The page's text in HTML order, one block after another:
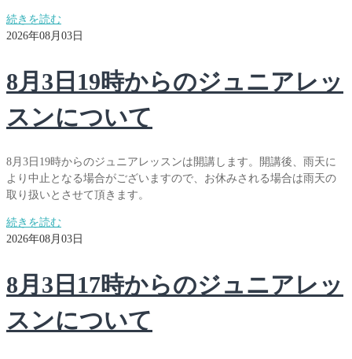
続きを読む
2026年08月03日
8月3日19時からのジュニアレッ
スンについて
8月3日19時からのジュニアレッスンは開講します。開講後、雨天に
より中止となる場合がございますので、お休みされる場合は雨天の
取り扱いとさせて頂きます。
続きを読む
2026年08月03日
8月3日17時からのジュニアレッ
スンについて